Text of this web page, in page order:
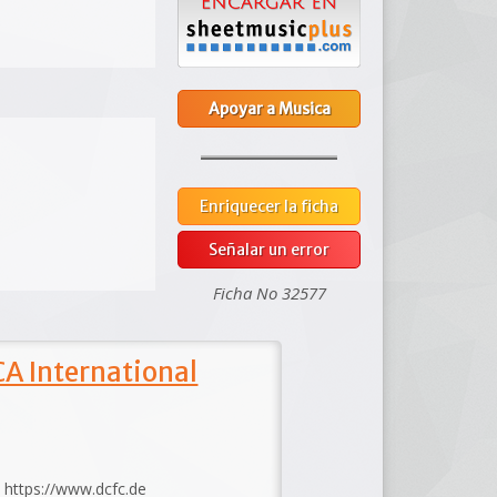
Apoyar a Musica
Enriquecer la ficha
Señalar un error
Ficha No 32577
International
https://www.dcfc.de